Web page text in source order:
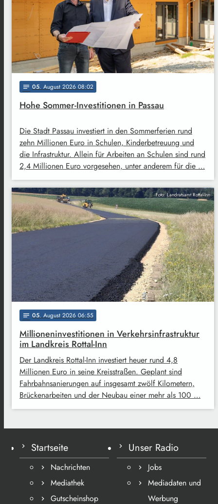
notes 05. August 2026 08:02
Hohe Sommer-Investitionen in Passau
Die Stadt Passau investiert in den Sommerferien rund
zehn Millionen Euro in Schulen, Kinderbetreuung und
die Infrastruktur. Allein für Arbeiten an Schulen sind rund
2,4 Millionen Euro vorgesehen, unter anderem für die …
Foto: Landratsamt Rottal-Inn
notes 05. August 2026 06:55
Millioneninvestitionen in Verkehrsinfrastruktur
im Landkreis Rottal-Inn
Der Landkreis Rottal-Inn investiert heuer rund 4,8
Millionen Euro in seine Kreisstraßen. Geplant sind
Fahrbahnsanierungen auf insgesamt zwölf Kilometern,
Brückenarbeiten und der Neubau einer mehr als 100 …
Startseite
Nachrichten
Mediathek
Gutscheinshop
Unser Radio
Jobs
Mediadaten und
Werbung